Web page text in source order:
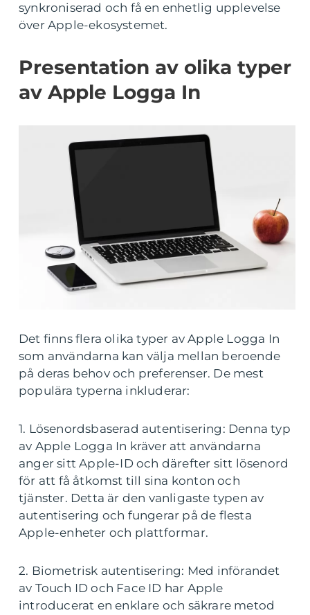
synkroniserad och få en enhetlig upplevelse
över Apple-ekosystemet.
Presentation av olika typer
av Apple Logga In
Det finns flera olika typer av Apple Logga In
som användarna kan välja mellan beroende
på deras behov och preferenser. De mest
populära typerna inkluderar:
1. Lösenordsbaserad autentisering: Denna typ
av Apple Logga In kräver att användarna
anger sitt Apple-ID och därefter sitt lösenord
för att få åtkomst till sina konton och
tjänster. Detta är den vanligaste typen av
autentisering och fungerar på de flesta
Apple-enheter och plattformar.
2. Biometrisk autentisering: Med införandet
av Touch ID och Face ID har Apple
introducerat en enklare och säkrare metod